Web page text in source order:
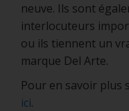
neuve. Ils sont
interlocuteurs
ou ils tiennent un
marque Del Arte.
Pour en savoir plus
ici.